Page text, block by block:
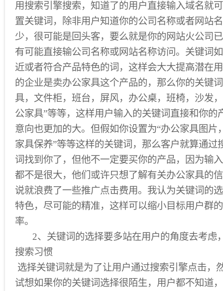
用搜索引擎搜索，知道了的用户直接输入域名就
置关键词，除非用户知道你的公司名称或者网站
少，很可能是回头客，要么就是你的网站火公司
有可能直接输公司名称或网站名称访问。关键词
近或者符合产品特色的词，这样会大大提高潜在
的企业是卖办公家具这个产品的，那么你的关键
具，文件柜，班台，屏风，办公桌，班椅，沙发
公家具”等等，这样用户输入的关键词直接和你的
意向也更加的大。但假如你设置为“办公家具图片
家具保养”等等这样的关键词，那么客户就算通过
词找到你了，但他不一定要买你的产品，因为输
都不是很大，他们或许只想了解有关办公家具的
说就浪费了一些推广点击费用。我认为关键词的
特色，尽可能的精准，这样可以缩小目标用户群
率。
2、关键词的选择要多站在用户的角度去考虑
搜索习惯
选择关键词就是为了让用户通过搜索引擎点击，
试想如果你的关键词选择很陌生，用户都不知道